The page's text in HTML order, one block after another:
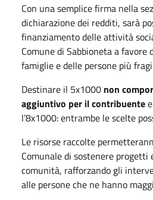
Con una semplice firma nella
dichiarazione dei redditi, sarà
finanziamento delle attività
Comune di Sabbioneta a
famiglie e delle persone più
Destinare il 5x1000 non
aggiuntivo per il contribuente
l’8x1000: entrambe le scelte
Le risorse raccolte
Comunale di sostenere
comunità, rafforzando gli
alle persone che ne hanno